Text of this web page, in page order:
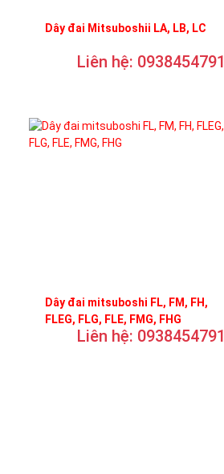
Dây đai Mitsuboshii LA, LB, LC
Liên hệ: 0938454791
Dây đai mitsuboshi FL, FM, FH,
FLEG, FLG, FLE, FMG, FHG
Liên hệ: 0938454791